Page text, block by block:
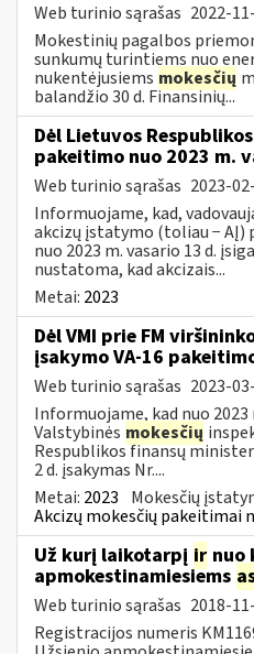
Web turinio sąrašas 2022-
Mokestinių pagalbos
sunkumų turintiems nuo
nukentėjusiems mokesčių
balandžio 30 d. Finansinių...
Dėl Lietuvos
pakeitimo nuo 2023 m.
Web turinio sąrašas 2023-
Informuojame, kad,
akcizų įstatymo (toliau − AĮ)
nuo 2023 m. vasario 13 d.
nustatoma, kad akcizais...
Metai: 2023
Dėl VMI prie FM
įsakymo VA-16
Web turinio sąrašas 2023-
Informuojame, kad nuo 2023
Valstybinės mokesčių
Respublikos finansų
2 d. įsakymas Nr....
Metai: 2023 Mokesčių
Akcizų mokesčių pakeitimai
Už kurį laikotarpį ir nuo
apmokestinamiesiems
Web turinio sąrašas 2018-
Registracijos numeris